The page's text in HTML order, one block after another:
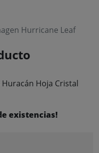
Hurricane Leaf
Hoja Cristal
existencias!